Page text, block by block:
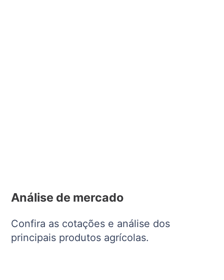
Análise de mercado
Confira as cotações e análise dos
principais produtos agrícolas.